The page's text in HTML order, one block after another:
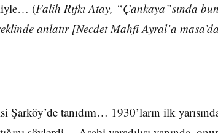
(Falih Rıfkı Atay, “Çankaya”sında
şeklinde anlatır [Necdet Mahfi Ayral’a
tanıdım… 1930’ların ilk